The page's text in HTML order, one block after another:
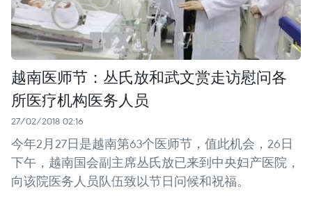
越南医师节：丛氏放和武文赏走访慰问各
所医疗机构医务人员
27/02/2018 02:16
今年2月27日是越南第63个医师节，值此机会，26日
下午，越南国会副主席丛氏放已来到中央妇产医院，
向该院医务人员队伍致以节日问候和祝福。